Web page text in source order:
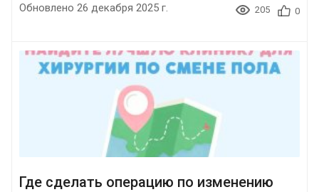
Обновлено 26 декабря 2025 г. 205 0
Где сделать операцию по изменению